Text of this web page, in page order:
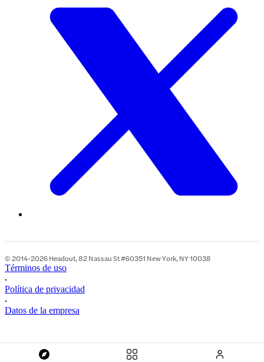
© 2014-2026 Headout, 82 Nassau St #60351 New York, NY 10038
Términos de uso
•
Política de privacidad
•
Datos de la empresa